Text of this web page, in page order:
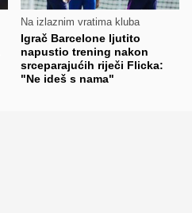
Na izlaznim vratima kluba
Igrač Barcelone ljutito
napustio trening nakon
srceparajućih riječi Flicka:
"Ne ideš s nama"